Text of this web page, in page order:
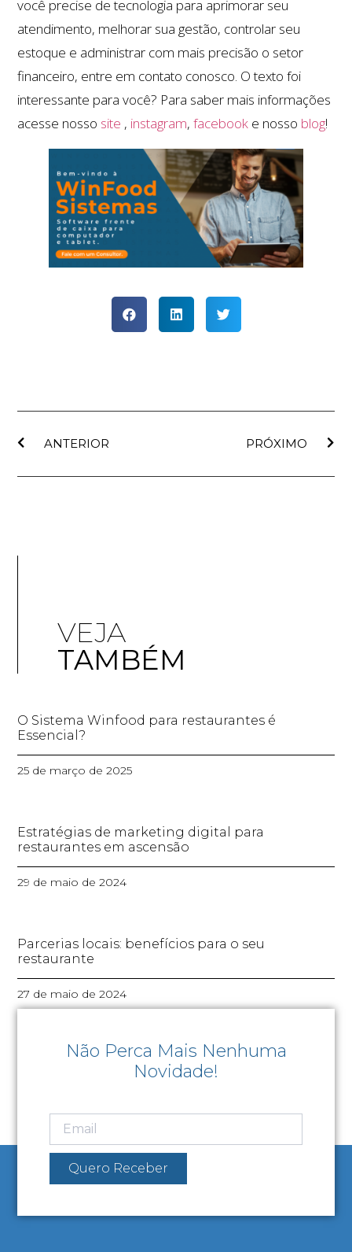
você precise de tecnologia para aprimorar seu
atendimento, melhorar sua gestão, controlar seu
estoque e administrar com mais precisão o setor
financeiro, entre em contato conosco. O texto foi
interessante para você? Para saber mais informações
acesse nosso site , instagram,facebook e nosso blog!
ANTERIOR PRÓXIMO
VEJA
TAMBÉM
O Sistema Winfood para restaurantes é
Essencial?
25 de março de 2025
Estratégias de marketing digital para
restaurantes em ascensão
29 de maio de 2024
Parcerias locais: benefícios para o seu
restaurante
27 de maio de 2024
Não Perca Mais Nenhuma
Novidade!
Quero Receber